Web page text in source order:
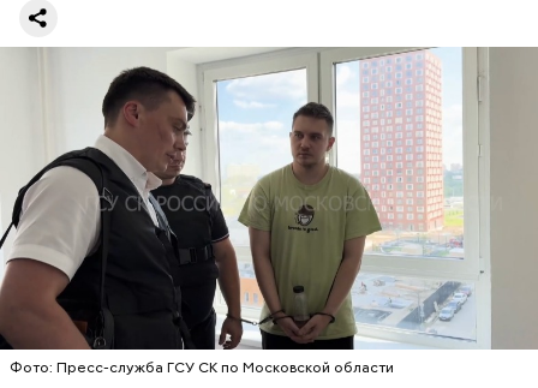
Фото: Пресс-служба ГСУ СК по Московской области
Все началось в июне, когда двое супругов
обратились в местную больницу с жалобами на
плохое самочувствие. Врачи не смогли поставить
им точный диагноз, после чего анализы
потерпевших направили на экспертизу. В них
специалисты обнаружили сильнодействующий
химикат дихлорэтан, который не мог попасть в
организм супругов случайно. То же самое вещество
нашли в еде, изъятой из квартиры пострадавших.
Видео: пресс-служба ГСУ СК по Московской области
ОТРАВЛЕНИЯ БАЛАШИХА
РОДИТЕЛИ
СЛЕДСТВЕННЫЙ КОМИТЕТ
ЭКСПЕРТИЗЫ